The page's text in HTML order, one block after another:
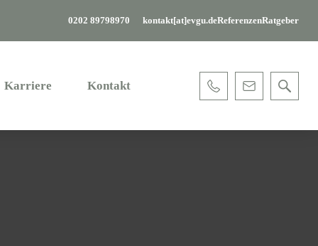
0202 89798970 kontakt[at]evgu.deReferenzenRatgeber
Karriere Kontakt